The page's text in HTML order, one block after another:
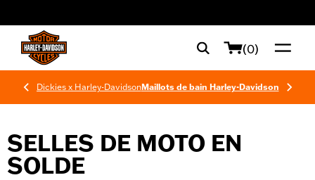
(0)
Dickies x Harley-DavidsonMaillots de bain Harley-Davidson
SELLES DE MOTO EN
SOLDE